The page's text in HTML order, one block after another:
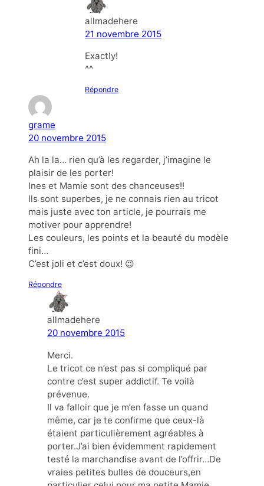
allmadehere
21 novembre 2015
Exactly!
^^
Répondre
grame
20 novembre 2015
Ah la la… rien qu’à les regarder, j’imagine le
plaisir de les porter!
Ines et Mamie sont des chanceuses!!
Ils sont superbes, je ne connais rien au tricot
mais juste avec ton article, je pourrais me
motiver pour apprendre!
Les couleurs, les points et la beauté du modèle
fini…
C’est joli et c’est doux! 😉
Répondre
allmadehere
20 novembre 2015
Merci.
Le tricot ce n’est pas si compliqué par
contre c’est super addictif. Te voilà
prévenue.
Il va falloir que je m’en fasse un quand
même, car je te confirme que ceux-là
étaient particulièrement agréables à
porter.J’ai bien évidemment rapidement
testé la marchandise avant de l’offrir…De
vraies petites bulles de douceurs,en